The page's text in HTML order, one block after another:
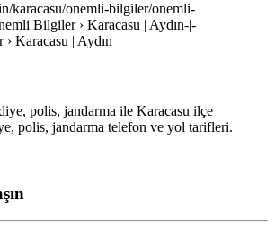
karacasu/onemli-bilgiler/onemli-
Bilgiler › Karacasu | Aydın-|-
Karacasu | Aydın
polis, jandarma ile Karacasu ilçe
polis, jandarma telefon ve yol tarifleri.